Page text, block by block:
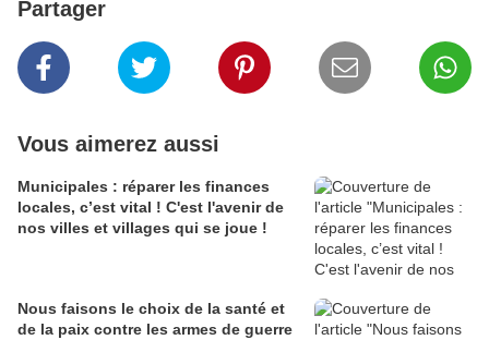
Partager
Vous aimerez aussi
Municipales : réparer les finances
locales, c’est vital ! C'est l'avenir de
nos villes et villages qui se joue !
Nous faisons le choix de la santé et
de la paix contre les armes de guerre